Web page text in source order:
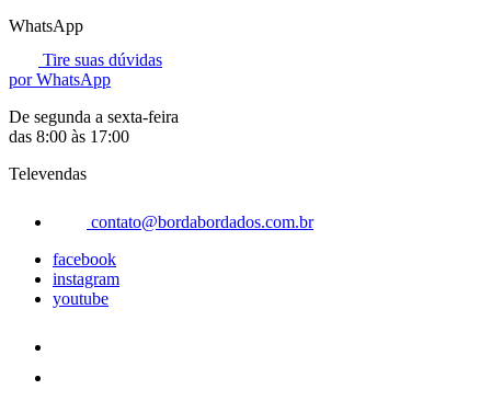
WhatsApp
Tire suas dúvidas
por WhatsApp
De segunda a sexta-feira
das 8:00 às 17:00
Televendas
contato@bordabordados.com.br
facebook
instagram
youtube